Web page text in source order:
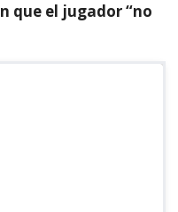
que el jugador “no